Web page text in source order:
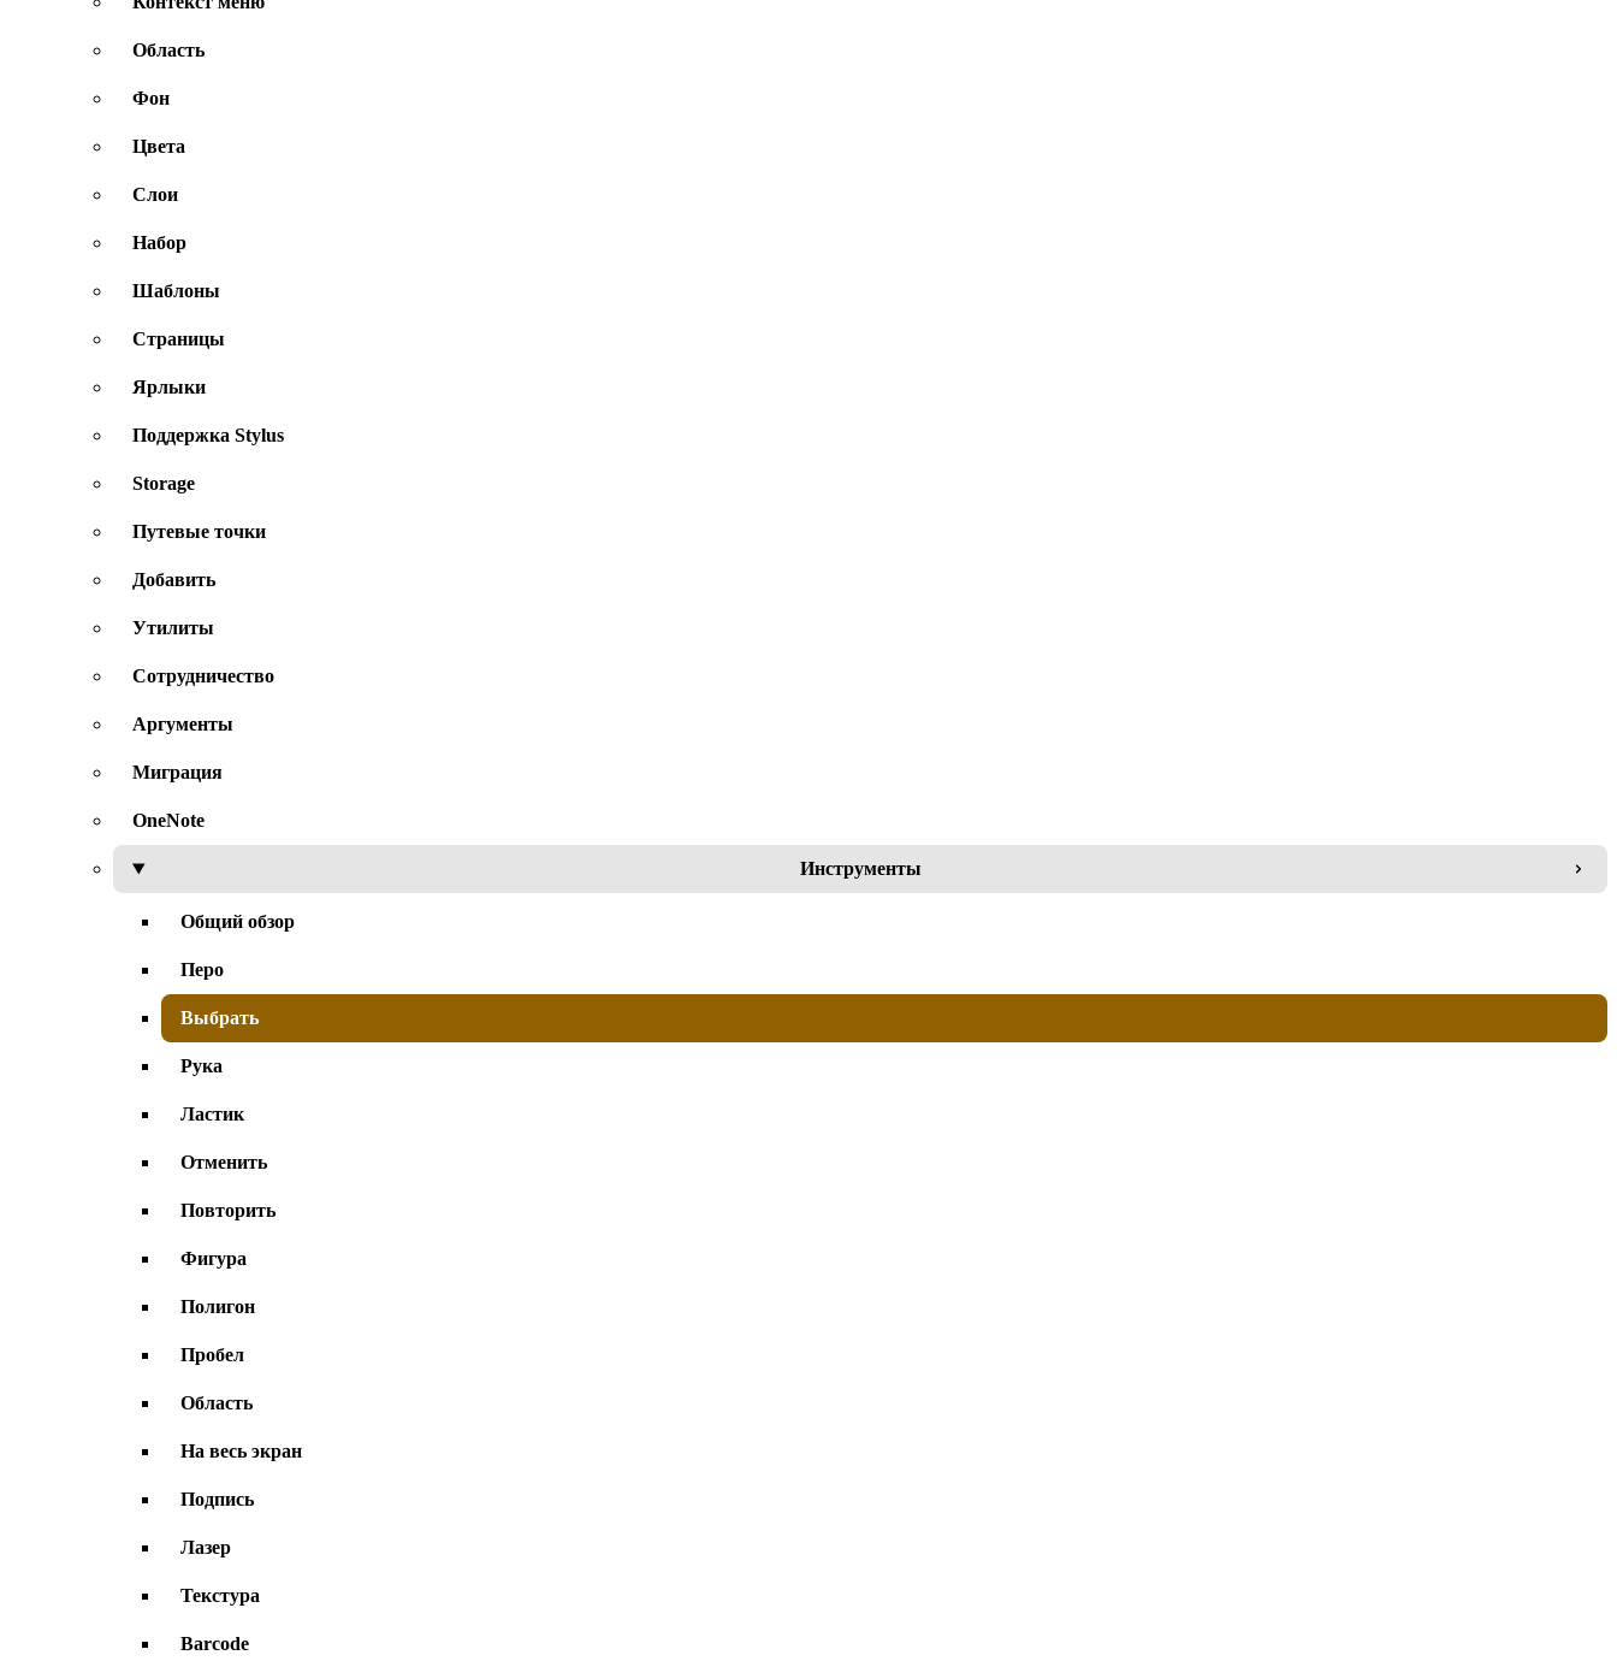
Область
Фон
Цвета
Слои
Набор
Шаблоны
Страницы
Ярлыки
Поддержка Stylus
Storage
Путевые точки
Добавить
Утилиты
Сотрудничество
Аргументы
Миграция
OneNote
Инструменты
Общий обзор
Перо
Выбрать
Рука
Ластик
Отменить
Повторить
Фигура
Полигон
Пробел
Область
На весь экран
Подпись
Лазер
Текстура
Barcode